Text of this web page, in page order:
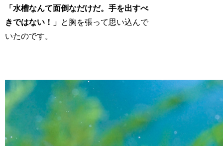
「水槽なんて面倒なだけだ。手を出すべ
きではない！」 と胸を張って思い込んで
いたのです。